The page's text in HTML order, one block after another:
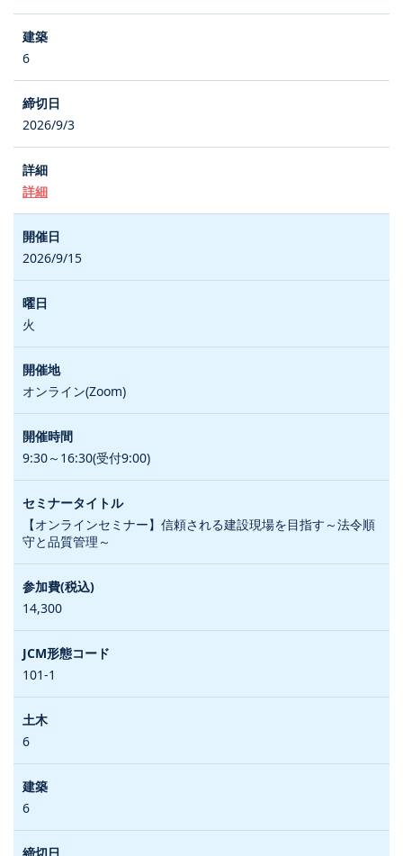
6
2026/9/3
詳細
2026/9/15
火
オンライン(Zoom)
9:30～16:30(受付9:00)
【オンラインセミナー】信頼される建設現場を目指す～法令順
守と品質管理～
14,300
101-1
6
6